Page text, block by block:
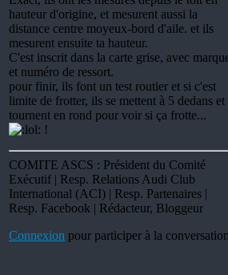
hauteur d'origine, et mesurent aussi la
distance centre moyeux-bord d'aile. et ils
mesurent ensuite ta hauteur.
C'est inscrit dans la carte grise, avec
et numéro de ressort.
pour finir, ils font un test routier et si c'est
limite de frotter, ils se mettent à 5 dedans et
tournent en rond pour voir si ça frotte...
!
COMITE ASCS : Président du Comité
Exécutif | Resp. Relations Audi Club
International (ACI) | Resp. Partenaires |
Resp. Facebook | Rédacteur, Bloggeur
Connexion pour participer à la